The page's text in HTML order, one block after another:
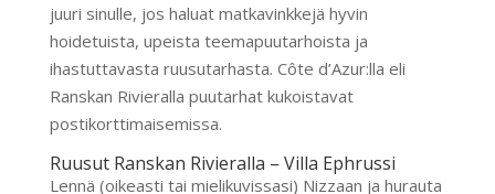
juuri sinulle, jos haluat matkavinkkejä hyvin
hoidetuista, upeista teemapuutarhoista ja
ihastuttavasta ruusutarhasta. Côte d’Azur:lla eli
Ranskan Rivieralla puutarhat kukoistavat
postikorttimaisemissa.
Ruusut Ranskan Rivieralla – Villa Ephrussi
Lennä (oikeasti tai mielikuvissasi) Nizzaan ja hurauta